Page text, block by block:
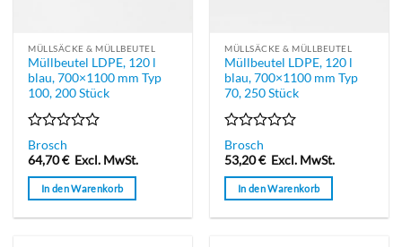
MÜLLSÄCKE & MÜLLBEUTEL
Müllbeutel LDPE, 120 l
blau, 700×1100 mm Typ
100, 200 Stück
Bewertet
mit
0
von
5
Brosch
64,70€ Excl. MwSt.
In den Warenkorb
MÜLLSÄCKE & MÜLLBEUTEL
Müllbeutel LDPE, 120 l
blau, 700×1100 mm Typ
70, 250 Stück
Bewertet
mit
0
von
5
Brosch
53,20€ Excl. MwSt.
In den Warenkorb